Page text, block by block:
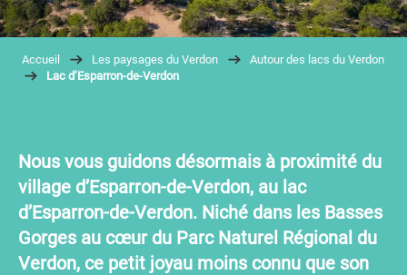
Accueil Les paysages du Verdon
Autour des lacs du Verdon
Lac d’Esparron-de-Verdon
Nous vous guidons désormais à proximité du
village d’Esparron-de-Verdon, au lac
d’Esparron-de-Verdon. Niché dans les Basses
Gorges au cœur du Parc Naturel Régional du
Verdon, ce petit joyau moins connu que son